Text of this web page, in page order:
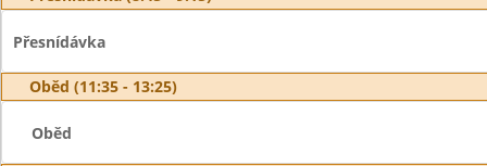
Přesnídávka
Oběd (11:35 - 13:25)
Oběd